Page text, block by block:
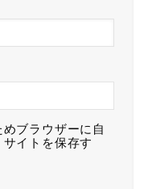
ブラウザーに自
イトを保存す